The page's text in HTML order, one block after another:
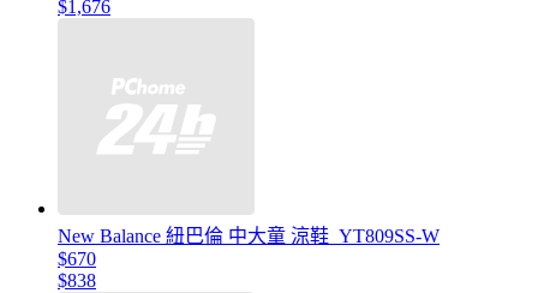
$1,676
New Balance 紐巴倫 中大童 涼鞋_YT809SS-W
$670
$838